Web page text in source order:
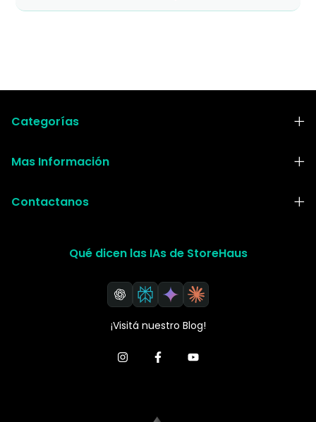
Categorías
Mas Información
Contactanos
Qué dicen las IAs de StoreHaus
¡Visitá nuestro Blog!